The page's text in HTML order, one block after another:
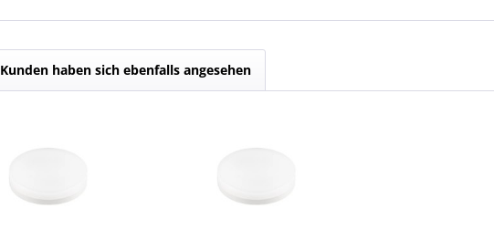
Kunden haben sich ebenfalls angesehen